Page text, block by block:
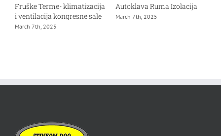
Fruške Terme- klimatizacija
i ventilacija kongresne sale
March 7th, 2025
Autoklava Ruma Izolacija
March 7th, 2025